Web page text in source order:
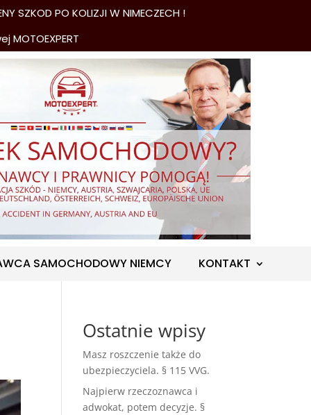
PO KOLIZJI W NIMECZECH !
SAMOCHODOWY NIEMCY KONTAKT
Ostatnie wpisy
Masz roszczenie także do
ubezpieczyciela. § 115 VVG.
Najpierw rzeczoznawca i
adwokat, potem decyzje. §